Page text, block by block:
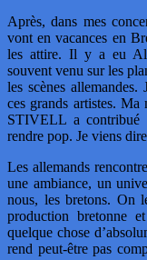
Après, dans mes
vont en vacances en
les attire. Il y a eu
souvent venu sur les
les scènes allemandes.
ces grands artistes. Ma
STIVELL a contribué
rendre pop. Je viens
Les allemands
une ambiance, un
nous, les bretons. On
production bretonne
quelque chose
rend peut-être pas